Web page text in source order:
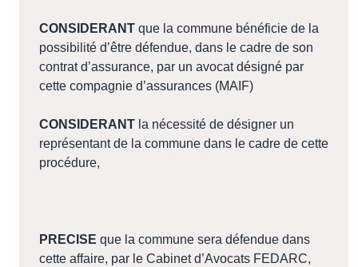
CONSIDERANT que la commune bénéficie de la
possibilité d’être défendue, dans le cadre de son
contrat d’assurance, par un avocat désigné par
cette compagnie d’assurances (MAIF)
CONSIDERANT la nécessité de désigner un
représentant de la commune dans le cadre de cette
procédure,
PRECISE que la commune sera défendue dans
cette affaire, par le Cabinet d’Avocats FEDARC,